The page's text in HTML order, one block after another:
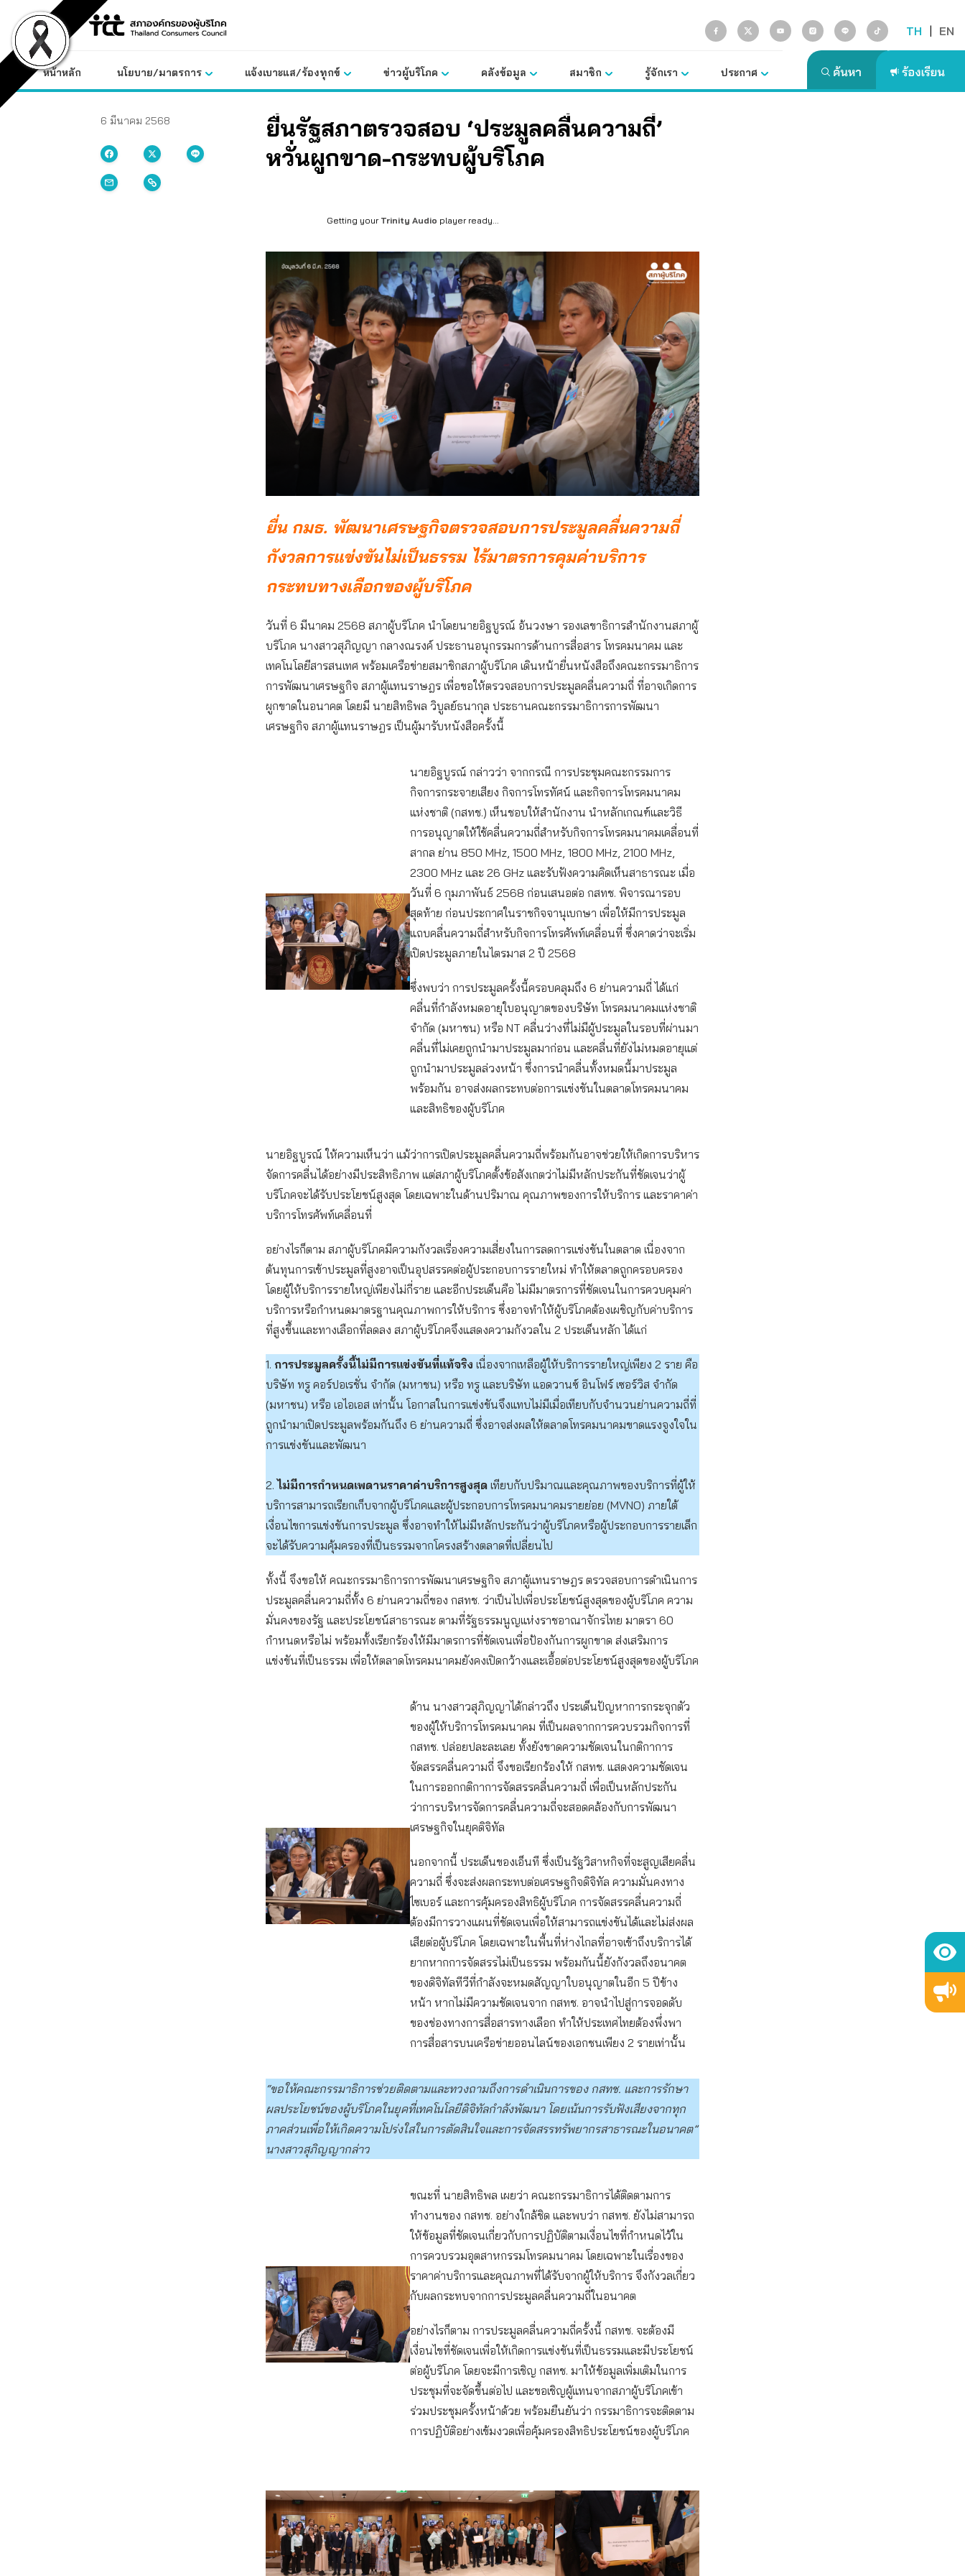
content
TH | EN
หน้าหลัก นโยบาย/มาตรการ แจ้งเบาะแส/ร้องทุกข์ ข่าวผู้บริโภค คลังข้อมูล สมาชิก รู้จักเรา ประกาศ
6 มีนาคม 2568
ยื่นรัฐสภาตรวจสอบ ‘ประมูลคลื่นความถี่’
หวั่นผูกขาด-กระทบผู้บริโภค
Getting your Trinity Audio player ready...
ยื่น กมธ. พัฒนาเศรษฐกิจตรวจสอบการประมูลคลื่นความถี่
กังวลการแข่งขันไม่เป็นธรรม ไร้มาตรการคุมค่าบริการ
กระทบทางเลือกของผู้บริโภค
วันที่ 6 มีนาคม 2568 สภาผู้บริโภค นำโดยนายอิฐบูรณ์ อ้นวงษา รองเลขาธิการสำนักงานสภาผู้
บริโภค นางสาวสุภิญญา กลางณรงค์ ประธานอนุกรรมการด้านการสื่อสาร โทรคมนาคม และ
เทคโนโลยีสารสนเทศ พร้อมเครือข่ายสมาชิกสภาผู้บริโภค เดินหน้ายื่นหนังสือถึงคณะกรรมาธิการ
การพัฒนาเศรษฐกิจ สภาผู้แทนราษฎร เพื่อขอให้ตรวจสอบการประมูลคลื่นความถี่ ที่อาจเกิดการ
ผูกขาดในอนาคต โดยมี นายสิทธิพล วิบูลย์ธนากุล ประธานคณะกรรมาธิการการพัฒนา
เศรษฐกิจ สภาผู้แทนราษฎร เป็นผู้มารับหนังสือครั้งนี้
นายอิฐบูรณ์ กล่าวว่า จากกรณี การประชุมคณะกรรมการ
กิจการกระจายเสียง กิจการโทรทัศน์ และกิจการโทรคมนาคม
แห่งชาติ (กสทช.) เห็นชอบให้สำนักงาน นำหลักเกณฑ์และวิธี
การอนุญาตให้ใช้คลื่นความถี่สำหรับกิจการโทรคมนาคมเคลื่อนที่
สากล ย่าน 850 MHz, 1500 MHz, 1800 MHz, 2100 MHz,
2300 MHz และ 26 GHz และรับฟังความคิดเห็นสาธารณะ เมื่อ
วันที่ 6 กุมภาพันธ์ 2568 ก่อนเสนอต่อ กสทช. พิจารณารอบ
สุดท้าย ก่อนประกาศในราชกิจจานุเบกษา เพื่อให้มีการประมูล
แถบคลื่นความถี่สำหรับกิจการโทรศัพท์เคลื่อนที่ ซึ่งคาดว่าจะเริ่ม
เปิดประมูลภายในไตรมาส 2 ปี 2568
ซึ่งพบว่า การประมูลครั้งนี้ครอบคลุมถึง 6 ย่านความถี่ ได้แก่
คลื่นที่กำลังหมดอายุใบอนุญาตของบริษัท โทรคมนาคมแห่งชาติ
จำกัด (มหาชน) หรือ NT คลื่นว่างที่ไม่มีผู้ประมูลในรอบที่ผ่านมา
คลื่นที่ไม่เคยถูกนำมาประมูลมาก่อน และคลื่นที่ยังไม่หมดอายุแต่
ถูกนำมาประมูลล่วงหน้า ซึ่งการนำคลื่นทั้งหมดนี้มาประมูล
พร้อมกัน อาจส่งผลกระทบต่อการแข่งขันในตลาดโทรคมนาคม
และสิทธิของผู้บริโภค
นายอิฐบูรณ์ ให้ความเห็นว่า แม้ว่าการเปิดประมูลคลื่นความถี่พร้อมกันอาจช่วยให้เกิดการบริหาร
จัดการคลื่นได้อย่างมีประสิทธิภาพ แต่สภาผู้บริโภคตั้งข้อสังเกตว่าไม่มีหลักประกันที่ชัดเจนว่าผู้
บริโภคจะได้รับประโยชน์สูงสุด โดยเฉพาะในด้านปริมาณ คุณภาพของการให้บริการ และราคาค่า
บริการโทรศัพท์เคลื่อนที่
อย่างไรก็ตาม สภาผู้บริโภคมีความกังวลเรื่องความเสี่ยงในการลดการแข่งขันในตลาด เนื่องจาก
ต้นทุนการเข้าประมูลที่สูงอาจเป็นอุปสรรคต่อผู้ประกอบการรายใหม่ ทำให้ตลาดถูกครอบครอง
โดยผู้ให้บริการรายใหญ่เพียงไม่กี่ราย และอีกประเด็นคือ ไม่มีมาตรการที่ชัดเจนในการควบคุมค่า
บริการหรือกำหนดมาตรฐานคุณภาพการให้บริการ ซึ่งอาจทำให้ผู้บริโภคต้องเผชิญกับค่าบริการ
ที่สูงขึ้นและทางเลือกที่ลดลง สภาผู้บริโภคจึงแสดงความกังวลใน 2 ประเด็นหลัก ได้แก่
1. การประมูลครั้งนี้ไม่มีการแข่งขันที่แท้จริง เนื่องจากเหลือผู้ให้บริการรายใหญ่เพียง 2 ราย คือ
บริษัท ทรู คอร์ปอเรชั่น จำกัด (มหาชน) หรือ ทรู และบริษัท แอดวานซ์ อินโฟร์ เซอร์วิส จำกัด
(มหาชน) หรือ เอไอเอส เท่านั้น โอกาสในการแข่งขันจึงแทบไม่มีเมื่อเทียบกับจำนวนย่านความถี่ที่
ถูกนำมาเปิดประมูลพร้อมกันถึง 6 ย่านความถี่ ซึ่งอาจส่งผลให้ตลาดโทรคมนาคมขาดแรงจูงใจใน
การแข่งขันและพัฒนา
2. ไม่มีการกำหนดเพดานราคาค่าบริการสูงสุด เทียบกับปริมาณและคุณภาพของบริการที่ผู้ให้
บริการสามารถเรียกเก็บจากผู้บริโภคและผู้ประกอบการโทรคมนาคมรายย่อย (MVNO) ภายใต้
เงื่อนไขการแข่งขันการประมูล ซึ่งอาจทำให้ไม่มีหลักประกันว่าผู้บริโภคหรือผู้ประกอบการรายเล็ก
จะได้รับความคุ้มครองที่เป็นธรรมจากโครงสร้างตลาดที่เปลี่ยนไป
ทั้งนี้ จึงขอให้ คณะกรรมาธิการการพัฒนาเศรษฐกิจ สภาผู้แทนราษฎร ตรวจสอบการดำเนินการ
ประมูลคลื่นความถี่ทั้ง 6 ย่านความถี่ของ กสทช. ว่าเป็นไปเพื่อประโยชน์สูงสุดของผู้บริโภค ความ
มั่นคงของรัฐ และประโยชน์สาธารณะ ตามที่รัฐธรรมนูญแห่งราชอาณาจักรไทย มาตรา 60
กำหนดหรือไม่ พร้อมทั้งเรียกร้องให้มีมาตรการที่ชัดเจนเพื่อป้องกันการผูกขาด ส่งเสริมการ
แข่งขันที่เป็นธรรม เพื่อให้ตลาดโทรคมนาคมยังคงเปิดกว้างและเอื้อต่อประโยชน์สูงสุดของผู้บริโภค
ด้าน นางสาวสุภิญญาได้กล่าวถึง ประเด็นปัญหาการกระจุกตัว
ของผู้ให้บริการโทรคมนาคม ที่เป็นผลจากการควบรวมกิจการที่
กสทช. ปล่อยปละละเลย ทั้งยังขาดความชัดเจนในกติกาการ
จัดสรรคลื่นความถี่ จึงขอเรียกร้องให้ กสทช. แสดงความชัดเจน
ในการออกกติกาการจัดสรรคลื่นความถี่ เพื่อเป็นหลักประกัน
ว่าการบริหารจัดการคลื่นความถี่จะสอดคล้องกับการพัฒนา
เศรษฐกิจในยุคดิจิทัล
นอกจากนี้ ประเด็นของเอ็นที ซึ่งเป็นรัฐวิสาหกิจที่จะสูญเสียคลื่น
ความถี่ ซึ่งจะส่งผลกระทบต่อเศรษฐกิจดิจิทัล ความมั่นคงทาง
ไซเบอร์ และการคุ้มครองสิทธิผู้บริโภค การจัดสรรคลื่นความถี่
ต้องมีการวางแผนที่ชัดเจนเพื่อให้สามารถแข่งขันได้และไม่ส่งผล
เสียต่อผู้บริโภค โดยเฉพาะในพื้นที่ห่างไกลที่อาจเข้าถึงบริการได้
ยากหากการจัดสรรไม่เป็นธรรม พร้อมกันนี้ยังกังวลถึงอนาคต
ของดิจิทัลทีวีที่กำลังจะหมดสัญญาใบอนุญาตในอีก 5 ปีข้าง
หน้า หากไม่มีความชัดเจนจาก กสทช. อาจนำไปสู่การจอดดับ
ของช่องทางการสื่อสารทางเลือก ทำให้ประเทศไทยต้องพึ่งพา
การสื่อสารบนเครือข่ายออนไลน์ของเอกชนเพียง 2 รายเท่านั้น
“ขอให้คณะกรรมาธิการช่วยติดตามและทวงถามถึงการดำเนินการของ กสทช. และการรักษา
ผลประโยชน์ของผู้บริโภคในยุคที่เทคโนโลยีดิจิทัลกำลังพัฒนา โดยเน้นการรับฟังเสียงจากทุก
ภาคส่วนเพื่อให้เกิดความโปร่งใสในการตัดสินใจและการจัดสรรทรัพยากรสาธารณะในอนาคต”
นางสาวสุภิญญากล่าว
ขณะที่ นายสิทธิพล เผยว่า คณะกรรมาธิการได้ติดตามการ
ทำงานของ กสทช. อย่างใกล้ชิด และพบว่า กสทช. ยังไม่สามารถ
ให้ข้อมูลที่ชัดเจนเกี่ยวกับการปฏิบัติตามเงื่อนไขที่กำหนดไว้ใน
การควบรวมอุตสาหกรรมโทรคมนาคม โดยเฉพาะในเรื่องของ
ราคาค่าบริการและคุณภาพที่ได้รับจากผู้ให้บริการ จึงกังวลเกี่ยว
กับผลกระทบจากการประมูลคลื่นความถี่ในอนาคต
อย่างไรก็ตาม การประมูลคลื่นความถี่ครั้งนี้ กสทช. จะต้องมี
เงื่อนไขที่ชัดเจนเพื่อให้เกิดการแข่งขันที่เป็นธรรมและมีประโยชน์
ต่อผู้บริโภค โดยจะมีการเชิญ กสทช. มาให้ข้อมูลเพิ่มเติมในการ
ประชุมที่จะจัดขึ้นต่อไป และขอเชิญผู้แทนจากสภาผู้บริโภคเข้า
ร่วมประชุมครั้งหน้าด้วย พร้อมยืนยันว่า กรรมาธิการจะติดตาม
การปฏิบัติอย่างเข้มงวดเพื่อคุ้มครองสิทธิประโยชน์ของผู้บริโภค